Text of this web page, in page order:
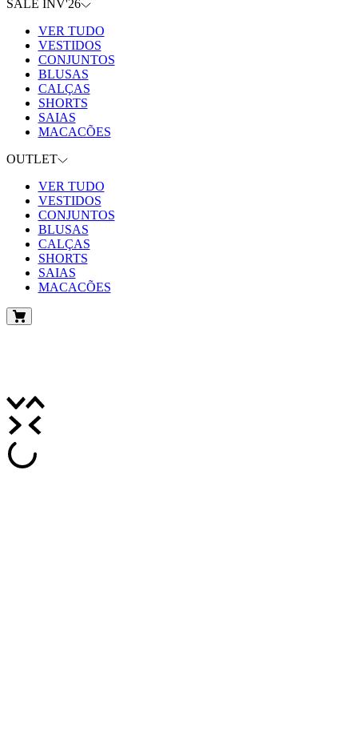
SALE INV'26
VER TUDO
VESTIDOS
CONJUNTOS
BLUSAS
CALÇAS
SHORTS
SAIAS
MACACÕES
OUTLET
VER TUDO
VESTIDOS
CONJUNTOS
BLUSAS
CALÇAS
SHORTS
SAIAS
MACACÕES